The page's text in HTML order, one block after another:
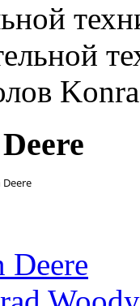
Deere
Deere